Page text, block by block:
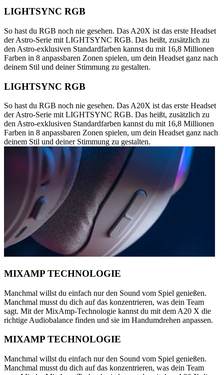
LIGHTSYNC RGB
So hast du RGB noch nie gesehen. Das A20X ist das erste Headset
der Astro-Serie mit LIGHTSYNC RGB. Das heißt, zusätzlich zu
den Astro-exklusiven Standardfarben kannst du mit 16,8 Millionen
Farben in 8 anpassbaren Zonen spielen, um dein Headset ganz nach
deinem Stil und deiner Stimmung zu gestalten.
LIGHTSYNC RGB
So hast du RGB noch nie gesehen. Das A20X ist das erste Headset
der Astro-Serie mit LIGHTSYNC RGB. Das heißt, zusätzlich zu
den Astro-exklusiven Standardfarben kannst du mit 16,8 Millionen
Farben in 8 anpassbaren Zonen spielen, um dein Headset ganz nach
deinem Stil und deiner Stimmung zu gestalten.
MIXAMP TECHNOLOGIE
Manchmal willst du einfach nur den Sound vom Spiel genießen.
Manchmal musst du dich auf das konzentrieren, was dein Team
sagt. Mit der MixAmp-Technologie kannst du mit dem A20 X die
richtige Audiobalance finden und sie im Handumdrehen anpassen.
MIXAMP TECHNOLOGIE
Manchmal willst du einfach nur den Sound vom Spiel genießen.
Manchmal musst du dich auf das konzentrieren, was dein Team